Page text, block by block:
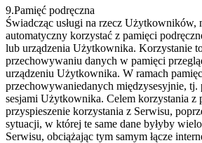
9.Pamięć podręczna
Świadcząc usługi na rzecz Użytkowników,
automatyczny korzystać z pamięci
lub urządzenia Użytkownika. Korzystanie
przechowywaniu danych w pamięci
urządzeniu Użytkownika. W ramach
przechowywaniedanych międzysesyjnie,
sesjami Użytkownika. Celem korzystania z
przyspieszenie korzystania z Serwisu,
sytuacji, w której te same dane byłyby
Serwisu, obciążając tym samym łącze